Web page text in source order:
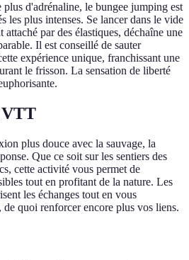
d'adrénaline, le bungee jumping est
les plus intenses. Se lancer dans le vide
par des élastiques, déchaîne une
Il est conseillé de sauter
expérience unique, franchissant une
le frisson. La sensation de liberté
VTT
plus douce avec la sauvage, la
Que ce soit sur les sentiers des
cette activité vous permet de
tout en profitant de la nature. Les
les échanges tout en vous
quoi renforcer encore plus vos liens.